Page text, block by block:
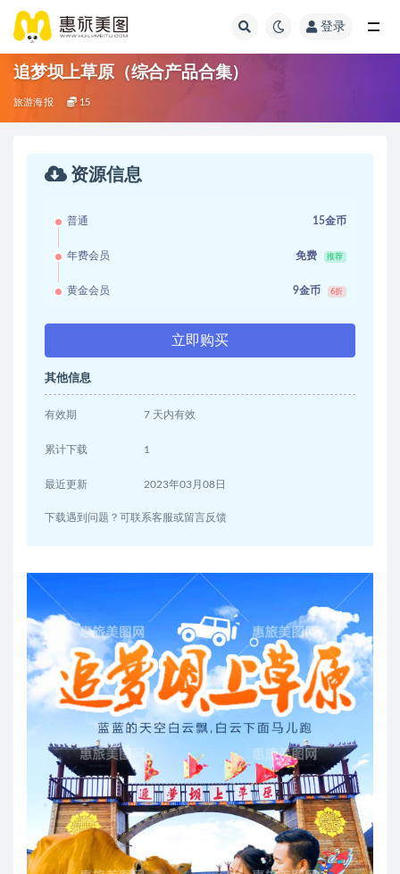
登录
追梦坝上草原（综合产品合集）
旅游海报 15
资源信息
普通 15金币
年费会员 免费 推荐
黄金会员 9金币 6折
立即购买
其他信息
有效期 7 天内有效
累计下载 1
最近更新 2023年03月08日
下载遇到问题？可联系客服或留言反馈